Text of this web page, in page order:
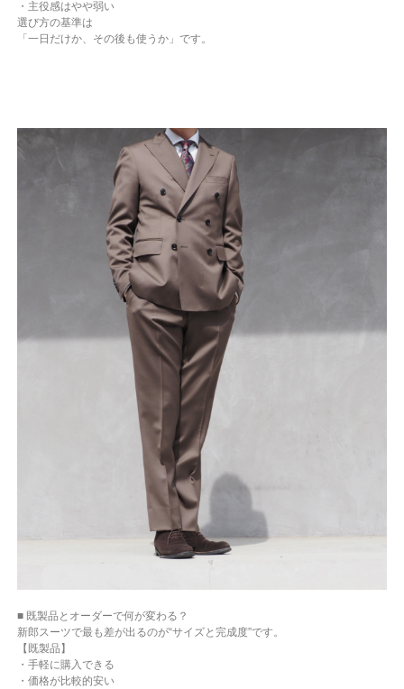
・主役感はやや弱い
選び方の基準は
「一日だけか、その後も使うか」です。
■ 既製品とオーダーで何が変わる？
新郎スーツで最も差が出るのが“サイズと完成度”です。
【既製品】
・手軽に購入できる
・価格が比較的安い